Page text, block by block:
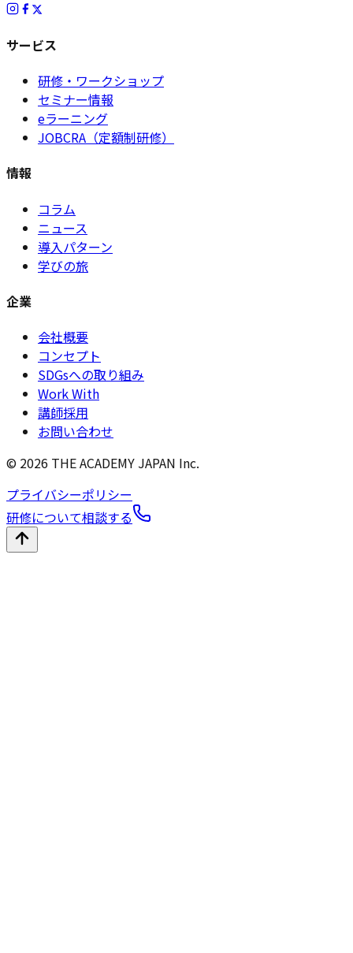
サービス
研修・ワークショップ
セミナー情報
eラーニング
JOBCRA（定額制研修）
情報
コラム
ニュース
導入パターン
学びの旅
企業
会社概要
コンセプト
SDGsへの取り組み
Work With
講師採用
お問い合わせ
© 2026 THE ACADEMY JAPAN Inc.
プライバシーポリシー
研修について相談する